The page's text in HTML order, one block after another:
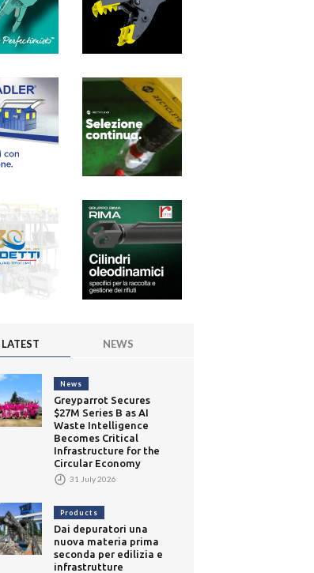
LATEST NEWS
News
Greyparrot Secures
$27M Series B as AI
Waste Intelligence
Becomes Critical
Infrastructure for the
Circular Economy
31 July 2026
Products
Dai depuratori una
nuova materia prima
seconda per edilizia e
infrastrutture